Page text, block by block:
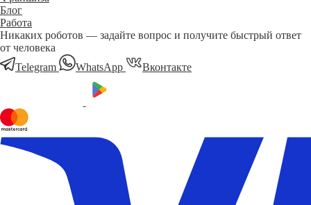
Блог
Работа
Никаких роботов — задайте вопрос и получите быстрый ответ
от человека
Telegram
WhatsApp Вконтакте